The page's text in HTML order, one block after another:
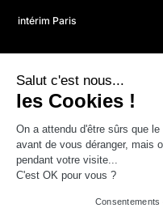
Salut c'est nous...
les Cookies !
On a attendu d'être sûrs que
avant de vous déranger, mais
pendant votre visite...
C'est OK pour vous ?
Consentements
intérim Paris
CGU
Politique de confidentialité
© 2026 asap. Tous droits